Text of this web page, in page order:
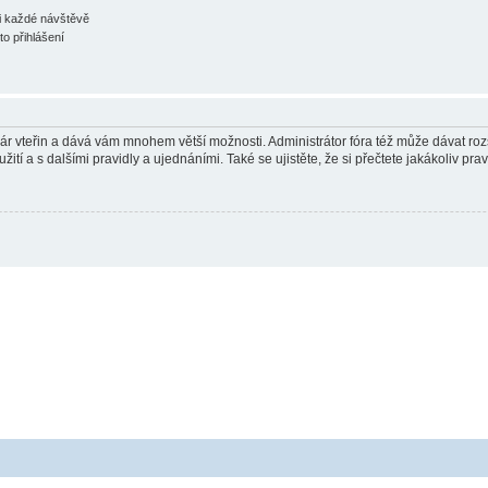
každé návštěvě
přihlášení
vteřin a dává vám mnohem větší možnosti. Administrátor fóra též může dávat
a s dalšími pravidly a ujednáními. Také se ujistěte, že si přečtete jakákoliv